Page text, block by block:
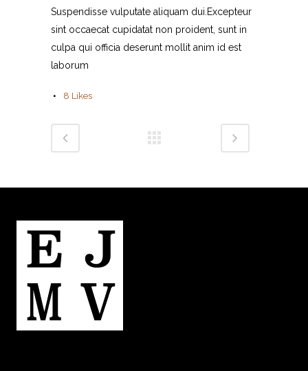
Suspendisse vulputate aliquam dui.Excepteur
sint occaecat cupidatat non proident, sunt in
culpa qui officia deserunt mollit anim id est
laborum
8 Likes